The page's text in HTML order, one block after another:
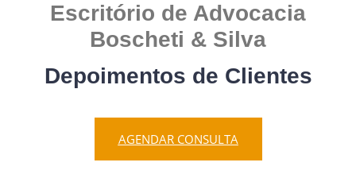
Escritório de Advocacia
Boscheti & Silva
Depoimentos de Clientes
AGENDAR CONSULTA